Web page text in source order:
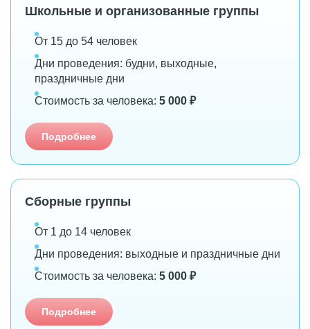
Школьные и организованные группы
От 15 до 54 человек
Дни проведения: будни, выходные,
праздничные дни
Стоимость за человека: 5 000 ₽
Подробнее
Сборные группы
От 1 до 14 человек
Дни проведения: выходные и праздничные дни
Стоимость за человека: 5 000 ₽
Подробнее